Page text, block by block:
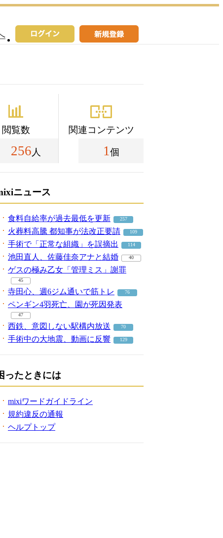
閲覧数
256 人
関連コンテンツ
1 個
ニュース
食料自給率が過去最低を更新 257
火葬料高騰 都知事が法改正要請 109
手術で「正常な組織」を誤摘出 114
池田直人、佐藤佳奈アナと結婚 40
ゲスの極み乙女「管理ミス」謝罪
45
寺田心、週6ジム通いで筋トレ 76
ペンギン4羽死亡、園が死因発表
47
西鉄、意図しない駅構内放送 70
手術中の大地震、動画に反響 129
ったときには
mixiワードガイドライン
規約違反の通報
ヘルプトップ